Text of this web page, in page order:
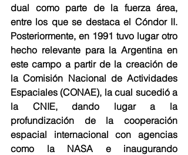
dual como parte de la fuerza área,
entre los que se destaca el Cóndor II.
Posteriormente, en 1991 tuvo lugar otro
hecho relevante para la Argentina en
este campo a partir de la creación de
la Comisión Nacional de Actividades
Espaciales (CONAE), la cual sucedió a
la CNIE, dando lugar a la
profundización de la cooperación
espacial internacional con agencias
como la NASA e inaugurando